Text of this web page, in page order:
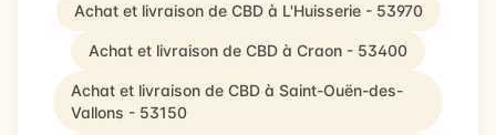
Achat et livraison de CBD à L'Huisserie - 53970
Achat et livraison de CBD à Craon - 53400
Achat et livraison de CBD à Saint-Ouën-des-
Vallons - 53150